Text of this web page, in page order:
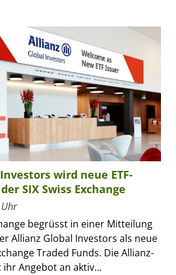
wird neue ETF-
SIX Swiss Exchange
begrüsst in einer Mitteilung
Allianz Global Investors als neue
Traded Funds. Die Allianz-
Angebot an aktiv...